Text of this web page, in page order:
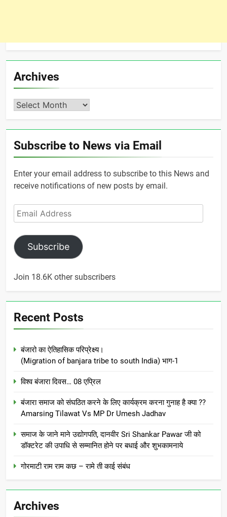
Archives
Archives
Subscribe to News via Email
Enter your email address to subscribe to this News and
receive notifications of new posts by email.
Email
Address
Subscribe
Join 18.6K other subscribers
Recent Posts
बंजारो का ऐतिहासिक परिप्रेक्ष्य।
(Migration of banjara tribe to south India) भाग-1
विश्व बंजारा दिवस… 08 एप्रिल
बंजारा समाज को संघठित करने के लिए कार्यक्रम करना गुनाह है क्या ??
Amarsing Tilawat Vs MP Dr Umesh Jadhav
समाज के जाने माने उद्योगपति, दानवीर Sri Shankar Pawar जी को
डॉक्टरेट की उपाधि से सम्मानित होने पर बधाई और शुभकामनाये
गोरमाटी राम राम कछ – रामे ती काई संबंध
Archives